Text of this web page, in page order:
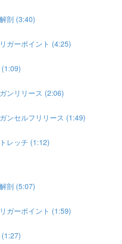
剖 (3:40)
ガーポイント (4:25)
ンリリース (2:06)
ンセルフリリース (1:49)
レッチ (1:12)
剖 (5:07)
ガーポイント (1:59)